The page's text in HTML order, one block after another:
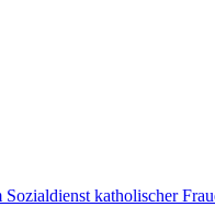
katholischer